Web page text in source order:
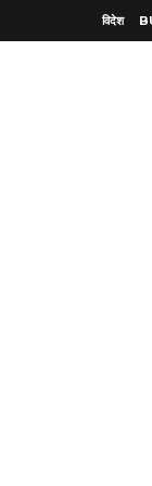
विदेश